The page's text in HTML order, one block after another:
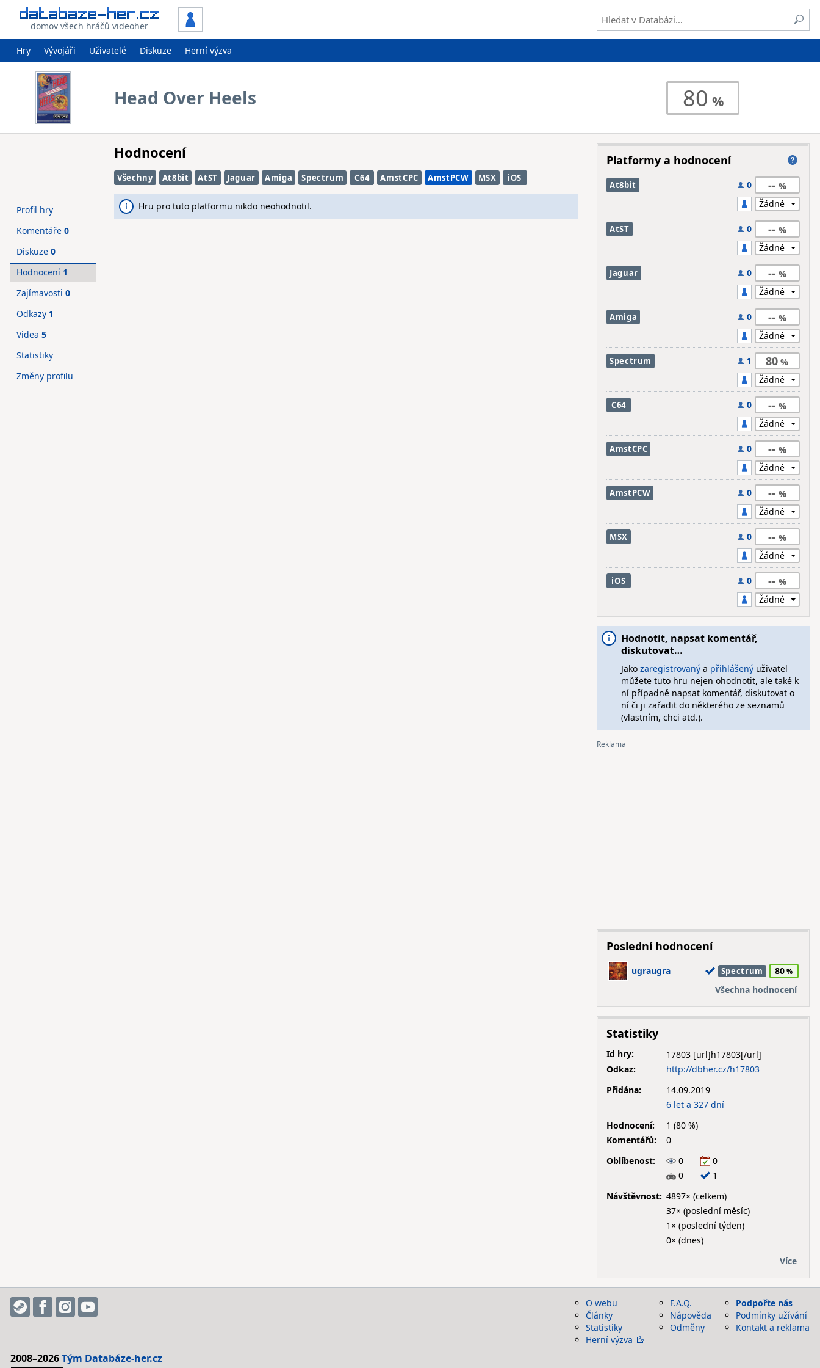
domov všech hráčů videoher
Hry Vývojáři Uživatelé Diskuze Herní výzva
Head Over Heels 80
Hodnocení
Všechny At8bit AtST Jaguar Amiga Spectrum C64 AmstCPC AmstPCW MSX iOS
Hru pro tuto platformu nikdo neohodnotil.
Profil hry
Komentáře 0
Diskuze 0
Hodnocení 1
Zajímavosti 0
Odkazy 1
Videa 5
Statistiky
Změny profilu
Platformy a hodnocení
At8bit 0 --
AtST 0 --
Jaguar 0 --
Amiga 0 --
Spectrum 1 80
C64 0 --
AmstCPC 0 --
AmstPCW 0 --
MSX 0 --
iOS 0 --
Hodnotit, napsat komentář,
diskutovat…
Jako zaregistrovanýa přihlášenýuživatel
můžete tuto hru nejen ohodnotit, ale také k
ní případně napsat komentář, diskutovat o
ní či ji zařadit do některého ze seznamů
(vlastním, chci atd.).
Poslední hodnocení
ugraugra Spectrum
80
Všechna hodnocení
Statistiky
Id hry:
17803
Odkaz:
http://dbher.cz/h17803
Přidána:
14.09.2019
6 let a 327 dní
Hodnocení:
1 (80 %)
Komentářů:
0
Oblíbenost:
0
0
0
1
Návštěvnost: 4897× (celkem)
37× (poslední měsíc)
1× (poslední týden)
0× (dnes)
Více
O webu
Články
Statistiky
Herní výzva
F.A.Q.
Nápověda
Odměny
Podpořte nás
Podmínky užívání
Kontakt a reklama
2008–2026Tým Databáze-her.cz